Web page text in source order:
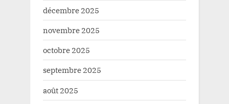
décembre 2025
novembre 2025
octobre 2025
septembre 2025
août 2025